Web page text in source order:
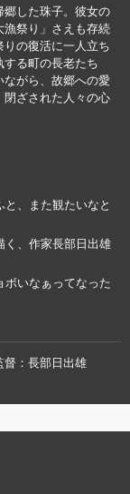
郷した珠子。彼女の
漁祭り」さえも存続
の復活に一人立ち
る町の長老たち
ながら、故郷への愛
閉ざされた人々の心
、また観たいなと
く、作家長部日出雄
ボいなぁってなった
督
長部日出雄